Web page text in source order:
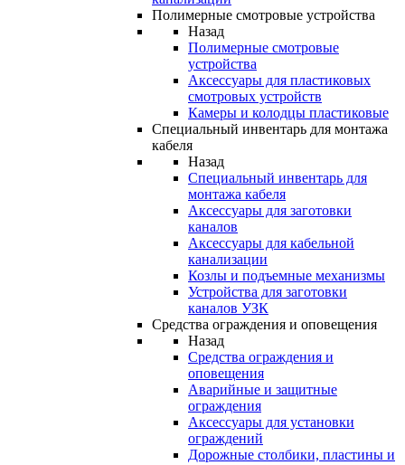
Полимерные смотровые устройства
Назад
Полимерные смотровые
устройства
Аксессуары для пластиковых
смотровых устройств
Камеры и колодцы пластиковые
Специальный инвентарь для монтажа
кабеля
Назад
Специальный инвентарь для
монтажа кабеля
Аксессуары для заготовки
каналов
Аксессуары для кабельной
канализации
Козлы и подъемные механизмы
Устройства для заготовки
каналов УЗК
Средства ограждения и оповещения
Назад
Средства ограждения и
оповещения
Аварийные и защитные
ограждения
Аксессуары для установки
ограждений
Дорожные столбики, пластины и